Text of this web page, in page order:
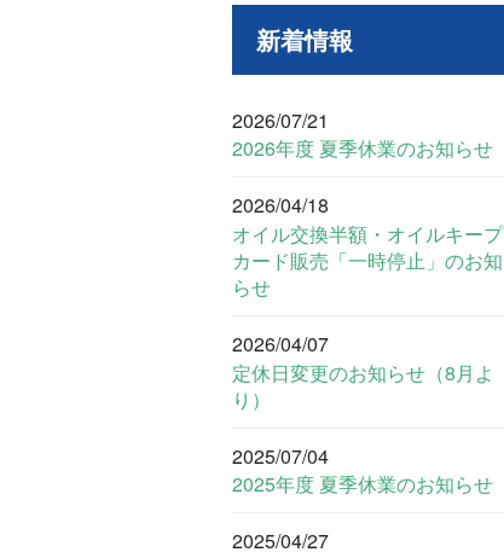
新着情報
2026/07/21
2026年度 夏季休業のお知らせ
2026/04/18
オイル交換半額・オイルキープ
カード販売「一時停止」のお知
らせ
2026/04/07
定休日変更のお知らせ（8月よ
り）
2025/07/04
2025年度 夏季休業のお知らせ
2025/04/27